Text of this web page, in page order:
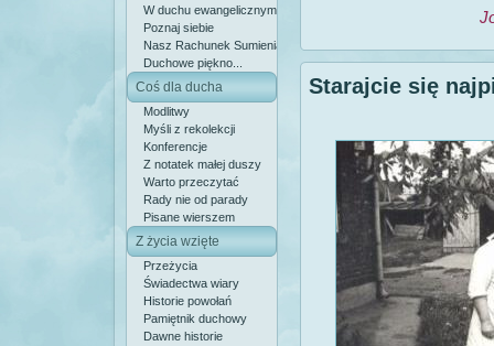
W duchu ewangelicznym
Poznaj siebie
Nasz Rachunek Sumienia
Duchowe piękno...
Coś dla ducha
Modlitwy
Myśli z rekolekcji
Konferencje
Z notatek małej duszy
Warto przeczytać
Rady nie od parady
Pisane wierszem
Z życia wzięte
Przeżycia
Świadectwa wiary
Historie powołań
Pamiętnik duchowy
Dawne historie
Starajcie się